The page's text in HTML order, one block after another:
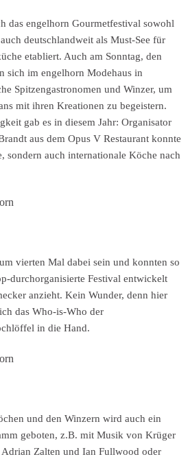
das engelhorn Gourmetfestival sowohl
deutschlandweit als Must-See für
etabliert. Auch am Sonntag, den
sich im engelhorn Modehaus in
Spitzengastronomen und Winzer, um
mit ihren Kreationen zu begeistern.
gab es in diesem Jahr: Organisator
aus dem Opus V Restaurant konnte
sondern auch internationale Köche nach
vierten Mal dabei sein und konnten so
durchorganisierte Festival entwickelt
anzieht. Kein Wunder, denn hier
das Who-is-Who der
in die Hand.
und den Winzern wird auch ein
geboten, z.B. mit Musik von Krüger
Zalten und Ian Fullwood oder